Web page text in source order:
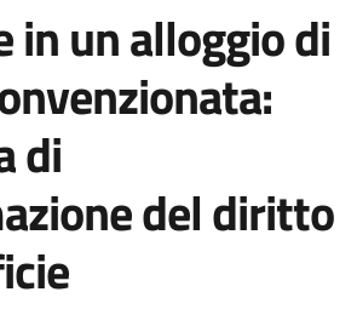
in un alloggio di
di
del diritto